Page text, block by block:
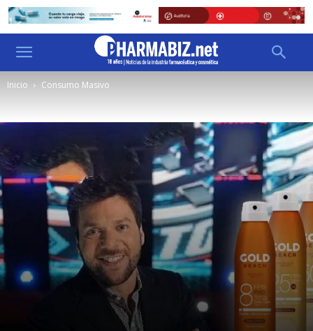
Inicio Consumo Masivo